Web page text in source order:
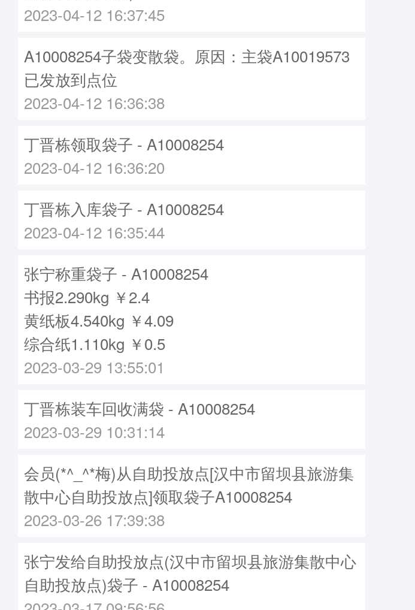
2023-04-12 16:37:45
A10008254子袋变散袋。原因：主袋A10019573
已发放到点位
2023-04-12 16:36:38
丁晋栋领取袋子 - A10008254
2023-04-12 16:36:20
丁晋栋入库袋子 - A10008254
2023-04-12 16:35:44
张宁称重袋子 - A10008254
书报2.290kg ￥2.4
黄纸板4.540kg ￥4.09
综合纸1.110kg ￥0.5
2023-03-29 13:55:01
丁晋栋装车回收满袋 - A10008254
2023-03-29 10:31:14
会员(*^_^*梅)从自助投放点[汉中市留坝县旅游集
散中心自助投放点]领取袋子A10008254
2023-03-26 17:39:38
张宁发给自助投放点(汉中市留坝县旅游集散中心
自助投放点)袋子 - A10008254